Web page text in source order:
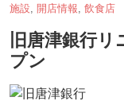
施設 開店情報 飲食店
旧唐津銀行
プン